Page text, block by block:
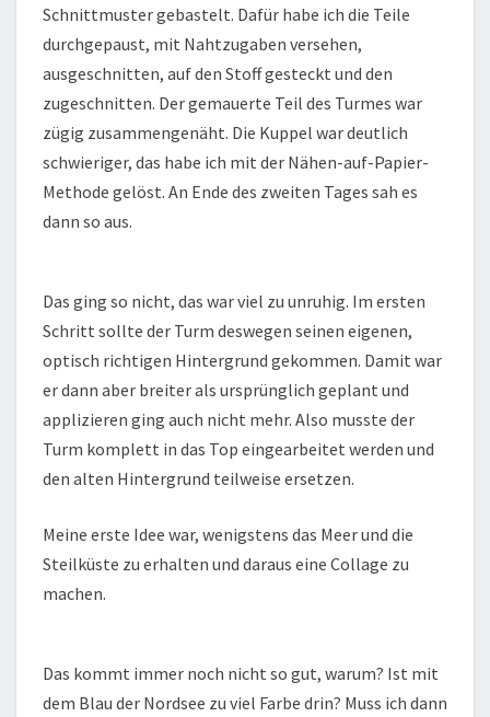
Schnittmuster gebastelt. Dafür habe ich die Teile
durchgepaust, mit Nahtzugaben versehen,
ausgeschnitten, auf den Stoff gesteckt und den
zugeschnitten. Der gemauerte Teil des Turmes war
zügig zusammengenäht. Die Kuppel war deutlich
schwieriger, das habe ich mit der Nähen-auf-Papier-
Methode gelöst. An Ende des zweiten Tages sah es
dann so aus.
Das ging so nicht, das war viel zu unruhig. Im ersten
Schritt sollte der Turm deswegen seinen eigenen,
optisch richtigen Hintergrund gekommen. Damit war
er dann aber breiter als ursprünglich geplant und
applizieren ging auch nicht mehr. Also musste der
Turm komplett in das Top eingearbeitet werden und
den alten Hintergrund teilweise ersetzen.
Meine erste Idee war, wenigstens das Meer und die
Steilküste zu erhalten und daraus eine Collage zu
machen.
Das kommt immer noch nicht so gut, warum? Ist mit
dem Blau der Nordsee zu viel Farbe drin? Muss ich dann